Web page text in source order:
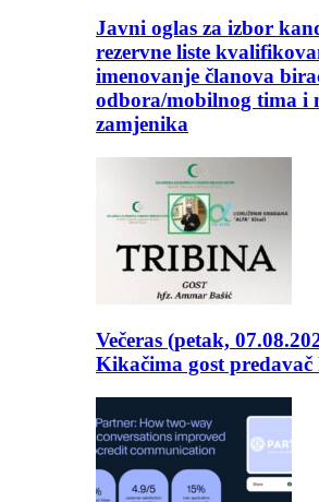
Javni oglas za izbor
rezervne liste
imenovanje članova
odbora/mobilnog tima i
zamjenika
Večeras (petak,
Kikačima gost